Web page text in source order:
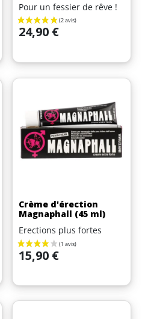
Pour un fessier de rêve !
Prix
24,90 €
Crème d'érection
Magnaphall (45 ml)
Erections plus fortes
Prix
15,90 €